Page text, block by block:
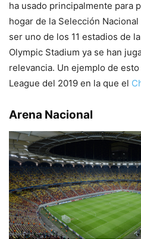
ha usado principalmente para
hogar de la Selección
ser uno de los 11 estadios de
Olympic Stadium ya se han
relevancia. Un ejemplo de
League del 2019 en la que el
Arena Nacional